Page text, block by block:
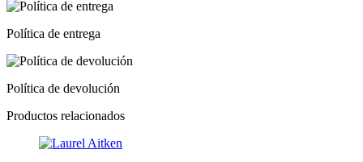
Política de entrega
Política de devolución
Productos relacionados